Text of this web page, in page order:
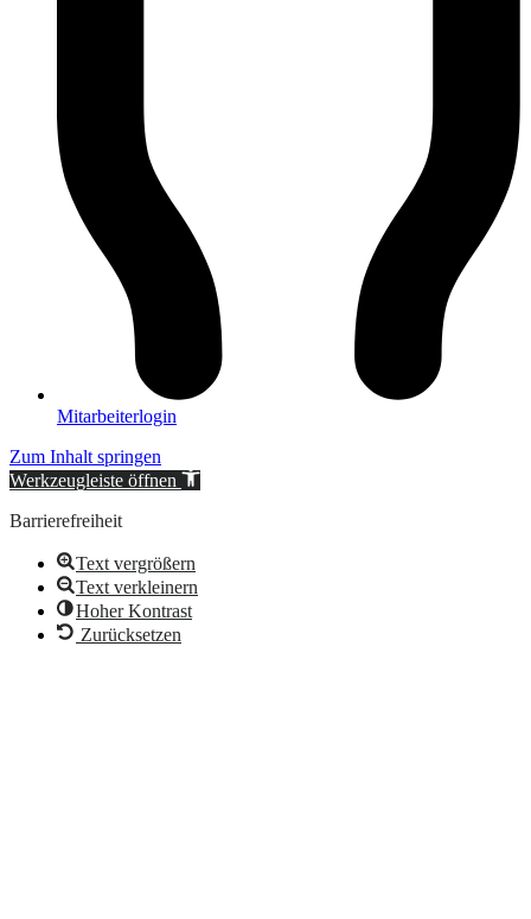
Mitarbeiterlogin
Zum Inhalt springen
Werkzeugleiste öffnen
Barrierefreiheit
Text vergrößern
Text verkleinern
Hoher Kontrast
Zurücksetzen